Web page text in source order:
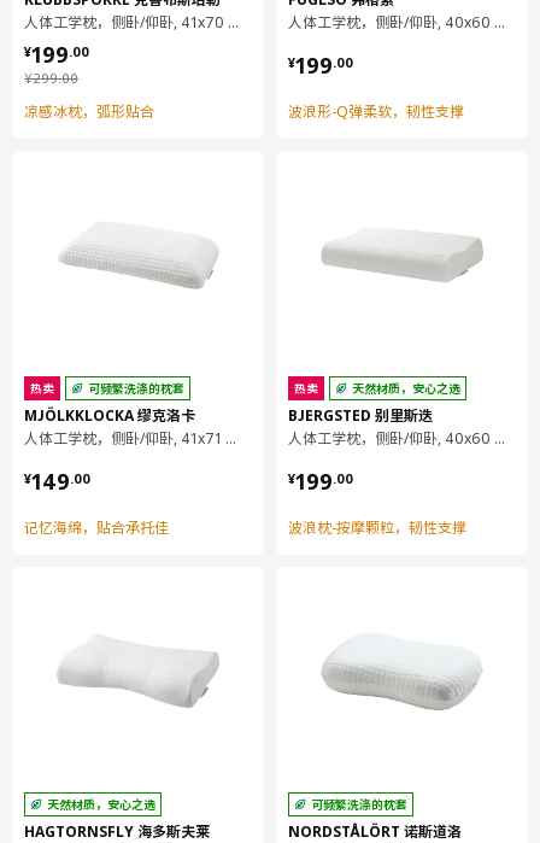
人体工学枕，侧卧/仰卧, 41x70 厘米
¥299.00
¥ 299.00
¥199.00
¥ 199.00
凉感冰枕，弧形贴合
热卖 可频繁洗涤的枕套
MJÖLKKLOCKA 缪克洛卡
人体工学枕，侧卧/仰卧, 41x71 厘米
¥149.00
¥ 149.00
记忆海绵，贴合承托佳
天然材质，安心之选
HAGTORNSFLY 海多斯夫莱
人体工学枕，侧卧/仰卧, 40x60 厘米
¥199.00
¥ 199.00
波浪形-Q弹柔软，韧性支撑
热卖 天然材质，安心之选
BJERGSTED 别里斯迭
人体工学枕，侧卧/仰卧, 40x60 厘米
¥199.00
¥ 199.00
波浪枕-按摩颗粒，韧性支撑
可频繁洗涤的枕套
NORDSTÅLÖRT 诺斯道洛